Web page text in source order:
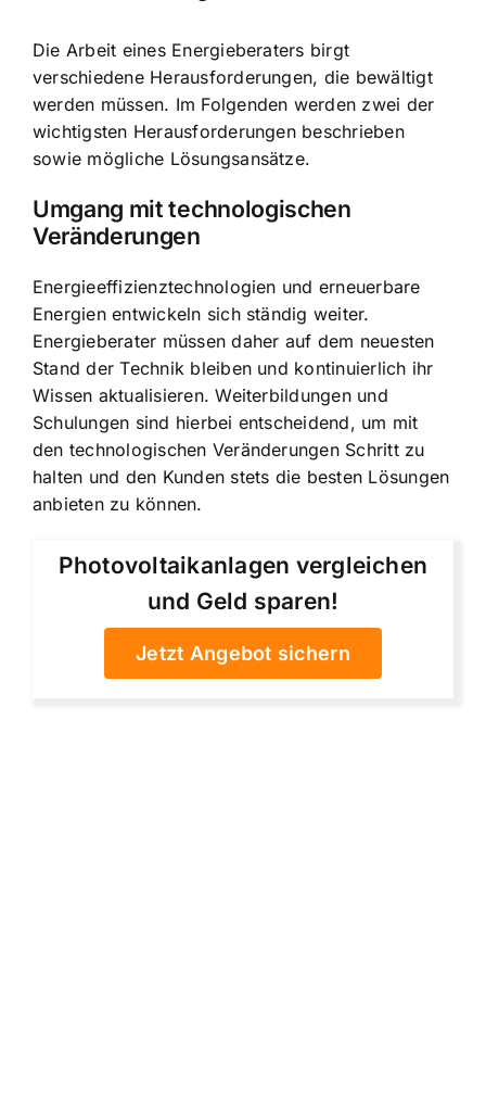
Die Arbeit eines Energieberaters birgt
verschiedene Herausforderungen, die bewältigt
werden müssen. Im Folgenden werden zwei der
wichtigsten Herausforderungen beschrieben
sowie mögliche Lösungsansätze.
Umgang mit technologischen
Veränderungen
Energieeffizienztechnologien und erneuerbare
Energien entwickeln sich ständig weiter.
Energieberater müssen daher auf dem neuesten
Stand der Technik bleiben und kontinuierlich ihr
Wissen aktualisieren. Weiterbildungen und
Schulungen sind hierbei entscheidend, um mit
den technologischen Veränderungen Schritt zu
halten und den Kunden stets die besten Lösungen
anbieten zu können.
Photovoltaikanlagen vergleichen
und Geld sparen!
Jetzt Angebot sichern